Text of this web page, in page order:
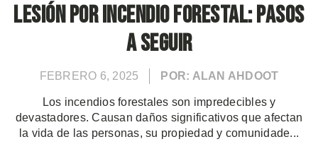
Lesión por Incendio Forestal: Pasos
a Seguir
FEBRERO 6, 2025 POR: ALAN AHDOOT
Los incendios forestales son impredecibles y
devastadores. Causan daños significativos que afectan
la vida de las personas, su propiedad y comunidade...